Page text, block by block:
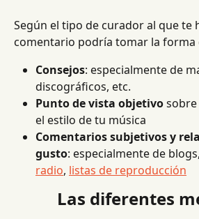
Según el tipo de curador al que te
comentario podría tomar la forma
Consejos: especialmente de
discográficos, etc.
Punto de vista objetivo
el estilo de tu música
Comentarios subjetivos y
gusto: especialmente de blogs,
radio, listas de reproducción
Las diferentes